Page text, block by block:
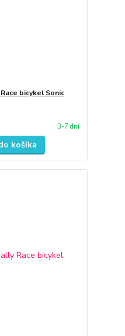
bicykel Sonic
3-7 dní
košíka